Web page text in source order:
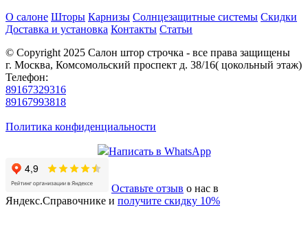
О салоне Шторы Карнизы Солнцезащитные системы Скидки
Доставка и установка Контакты Статьи
© Copyright 2025 Салон штор строчка - все права защищены
г. Москва, Комсомольский проспект д. 38/16( цокольный этаж)
Телефон:
89167329316
89167993818
Политика конфиденциальности
Написать в WhatsApp
Оставьте отзыв о нас в
Яндекс.Справочнике и получите скидку 10%